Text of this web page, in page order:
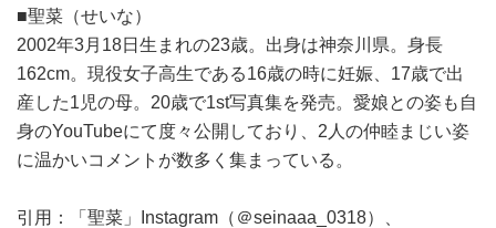
■聖菜（せいな）
2002年3月18日生まれの23歳。出身は神奈川県。身長
162cm。現役女子高生である16歳の時に妊娠、17歳で出
産した1児の母。20歳で1st写真集を発売。愛娘との姿も自
身のYouTubeにて度々公開しており、2人の仲睦まじい姿
に温かいコメントが数多く集まっている。
引用：「聖菜」Instagram（＠seinaaa_0318）、